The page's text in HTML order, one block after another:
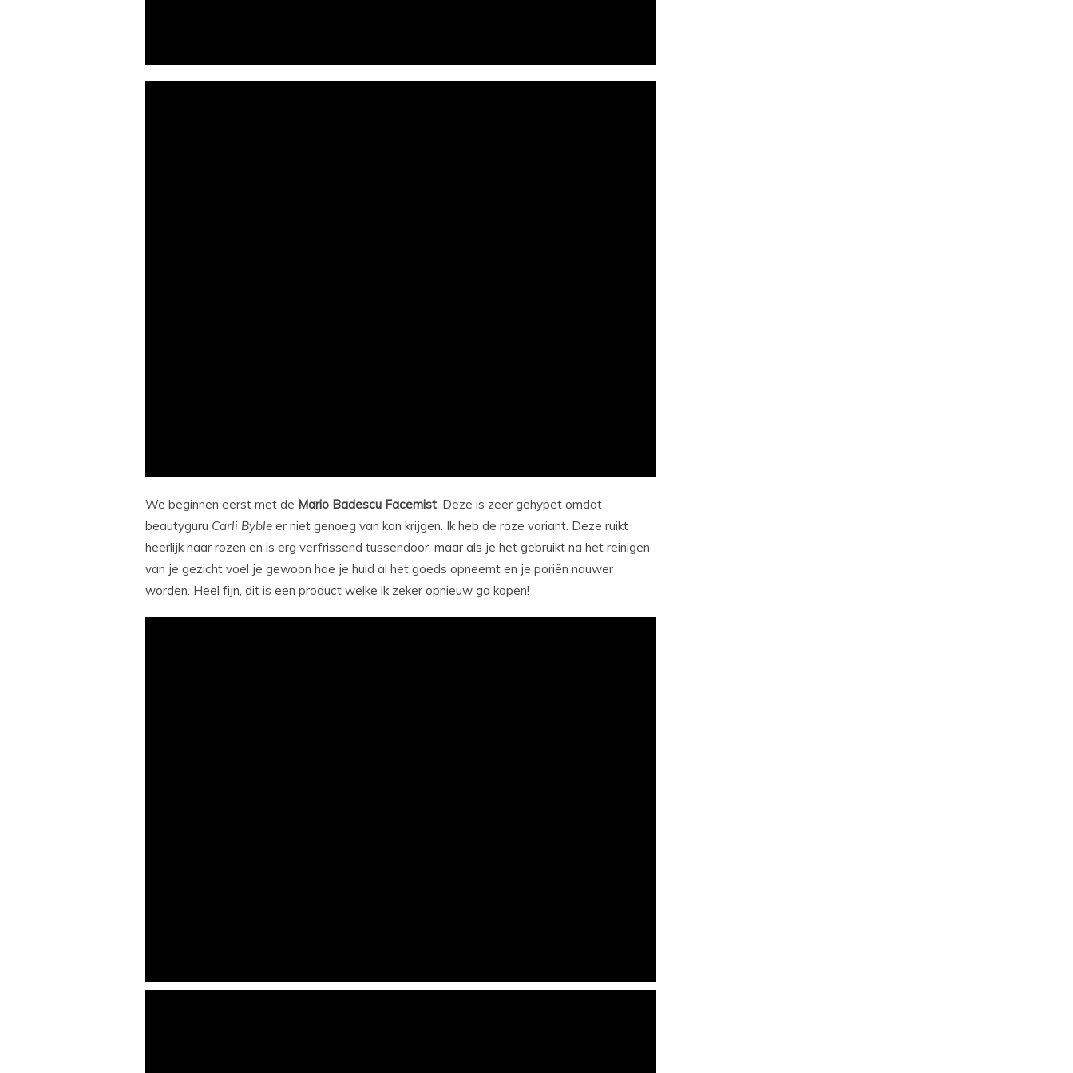
We beginnen eerst met de Mario Badescu Facemist . Deze is zeer gehypet omdat
beautyguru Carli Byble er niet genoeg van kan krijgen. Ik heb de roze variant. Deze ruikt
heerlijk naar rozen en is erg verfrissend tussendoor, maar als je het gebruikt na het reinigen
van je gezicht voel je gewoon hoe je huid al het goeds opneemt en je poriën nauwer
worden. Heel fijn, dit is een product welke ik zeker opnieuw ga kopen!